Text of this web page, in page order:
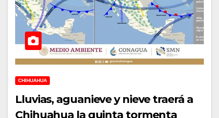
CHIHUAHUA
Lluvias, aguanieve y nieve traerá a
Chihuahua la quinta tormenta